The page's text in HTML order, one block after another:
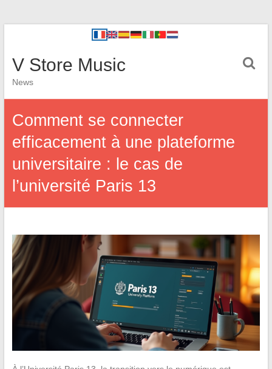
V Store Music
News
Comment se connecter
efficacement à une plateforme
universitaire : le cas de
l’université Paris 13